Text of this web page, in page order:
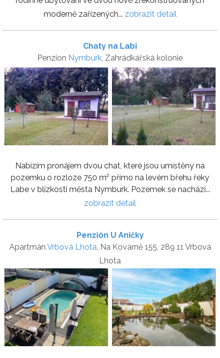
moderně zařízených... zobrazit detail
Chaty na Labi
Penzion Nymburk, Zahrádkářská kolonie
Nabízím pronájem dvou chat, které jsou umístěny na
pozemku o rozloze 750 m² přímo na levém břehu řeky
Labe v blízkosti města Nymburk. Pozemek se nachází...
zobrazit detail
Penzión U Aničky
Apartmán Vrbová Lhota, Na Kovárně 155, 289 11 Vrbová
Lhota